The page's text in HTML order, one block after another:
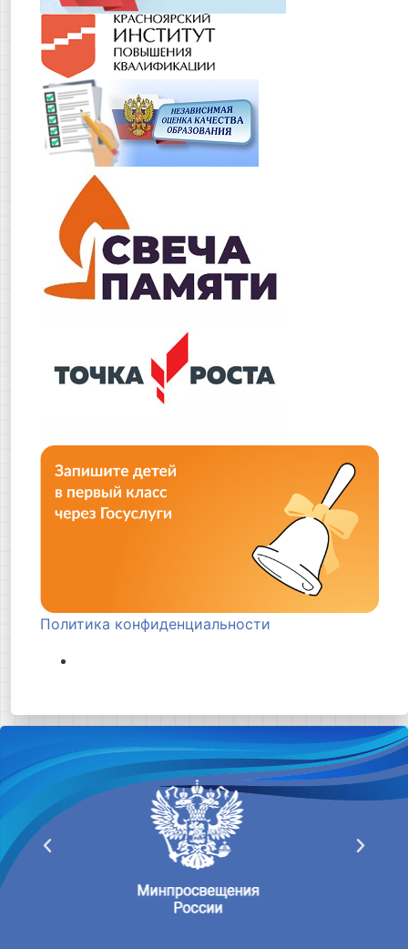
Политика конфиденциальности